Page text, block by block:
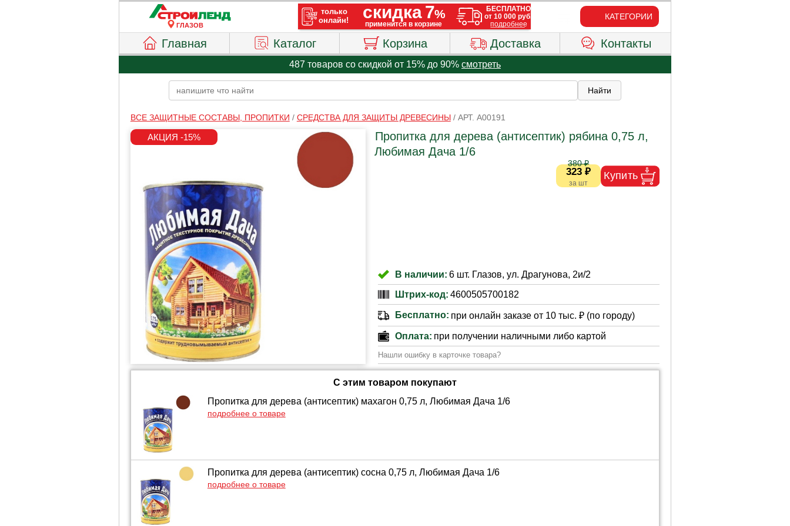
ГЛАЗОВ
КАТЕГОРИИ
Главная Каталог Корзина Доставка Контакты
487 товаров со скидкой от 15% до 90% смотреть
ВСЕ ЗАЩИТНЫЕ СОСТАВЫ, ПРОПИТКИ / СРЕДСТВА ДЛЯ ЗАЩИТЫ ДРЕВЕСИНЫ/ АРТ. A00191
Пропитка для дерева (антисептик) рябина 0,75 л,
Любимая Дача 1/6
323 ₽
380 ₽
В наличии: 6 шт. Глазов, ул. Драгунова, 2и/2
Штрих-код: 4600505700182
Бесплатно: при онлайн заказе от 10 тыс. ₽ (по городу)
Оплата: при получении наличными либо картой
Нашли ошибку в карточке товара?
С этим товаром покупают
Пропитка для дерева (антисептик) махагон 0,75 л, Любимая Дача 1/6
подробнее о товаре
Пропитка для дерева (антисептик) сосна 0,75 л, Любимая Дача 1/6
подробнее о товаре